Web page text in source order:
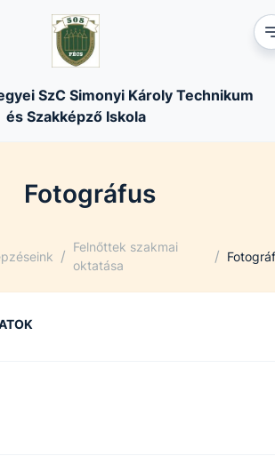
SzC Simonyi Károly Technikum
és Szakképző Iskola
Fotográfus
/
Felnőttek szakmai
oktatása
/